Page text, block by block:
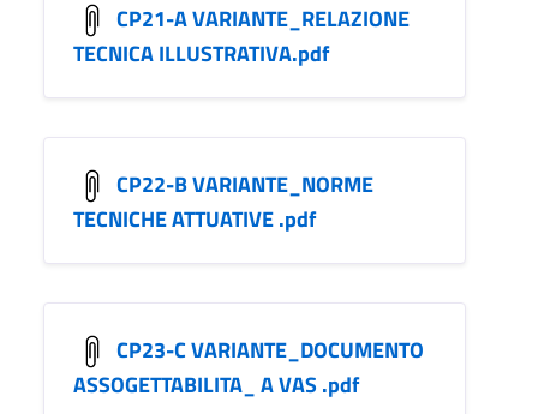
CP21-A VARIANTE_RELAZIONE
TECNICA ILLUSTRATIVA.pdf
CP22-B VARIANTE_NORME
TECNICHE ATTUATIVE .pdf
CP23-C VARIANTE_DOCUMENTO
ASSOGETTABILITA_ A VAS .pdf